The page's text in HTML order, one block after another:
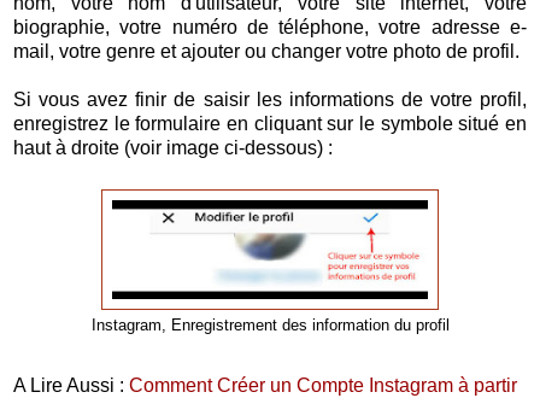
biographie, votre numéro de téléphone, votre adresse e-
mail, votre genre et ajouter ou changer votre photo de profil.
Si vous avez finir de saisir les informations de votre profil,
enregistrez le formulaire en cliquant sur le symbole situé en
haut à droite (voir image ci-dessous) :
Instagram, Enregistrement des information du profil
A Lire Aussi : Comment Créer un Compte Instagram à partir